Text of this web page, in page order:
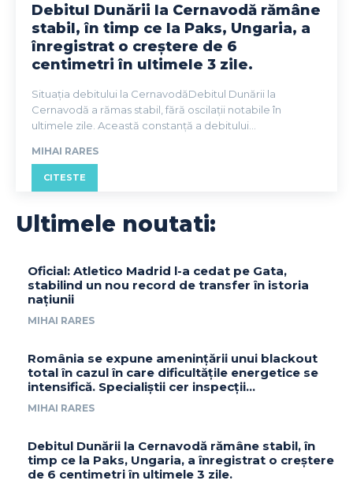
Debitul Dunării la Cernavodă rămâne
stabil, în timp ce la Paks, Ungaria, a
înregistrat o creștere de 6
centimetri în ultimele 3 zile.
Situația debitului la CernavodăDebitul Dunării la
Cernavodă a rămas stabil, fără oscilații notabile în
ultimele zile. Această constanță a debitului...
MIHAI RARES
CITESTE
Ultimele noutati:
Oficial: Atletico Madrid l-a cedat pe Gata,
stabilind un nou record de transfer în istoria
națiunii
MIHAI RARES
România se expune amenințării unui blackout
total în cazul în care dificultățile energetice se
intensifică. Specialiștii cer inspecții…
MIHAI RARES
Debitul Dunării la Cernavodă rămâne stabil, în
timp ce la Paks, Ungaria, a înregistrat o creștere
de 6 centimetri în ultimele 3 zile.